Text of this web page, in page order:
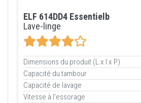
ELF 614DD4 Essentielb
Lave-linge
Dimensions du produit (L x l x P)
Capacité du tambour
Capacité de lavage
Vitesse à l'essorage